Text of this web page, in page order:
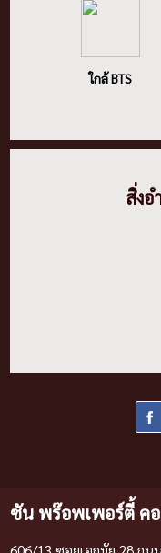
ใกล้ BTS
สิ่งอํ
ซัน พร๊อพเพอร์ตี้ ค